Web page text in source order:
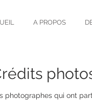
A PROPOS
photographes qui ont